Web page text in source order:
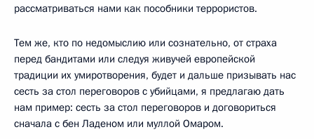
рассматриваться нами как пособники террористов.
Тем же, кто по недомыслию или сознательно, от страха
перед бандитами или следуя живучей европейской
традиции их умиротворения, будет и дальше призывать нас
сесть за стол переговоров с убийцами, я предлагаю дать
нам пример: сесть за стол переговоров и договориться
сначала с бен Ладеном или муллой Омаром.